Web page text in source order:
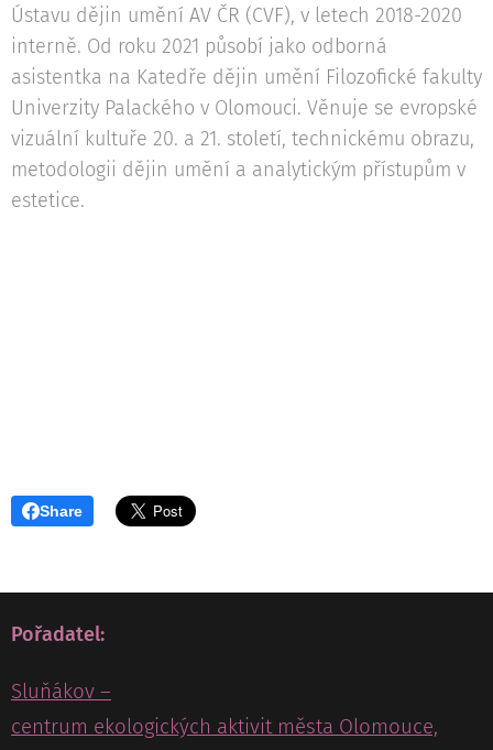
Ústavu dějin umění AV ČR (CVF), v letech 2018-2020
interně. Od roku 2021 působí jako odborná
asistentka na Katedře dějin umění Filozofické fakulty
Univerzity Palackého v Olomouci. Věnuje se evropské
vizuální kultuře 20. a 21. století, technickému obrazu,
metodologii dějin umění a analytickým přístupům v
estetice.
Share
Pořadatel:
Sluňákov –
centrum ekologických aktivit města Olomouce,